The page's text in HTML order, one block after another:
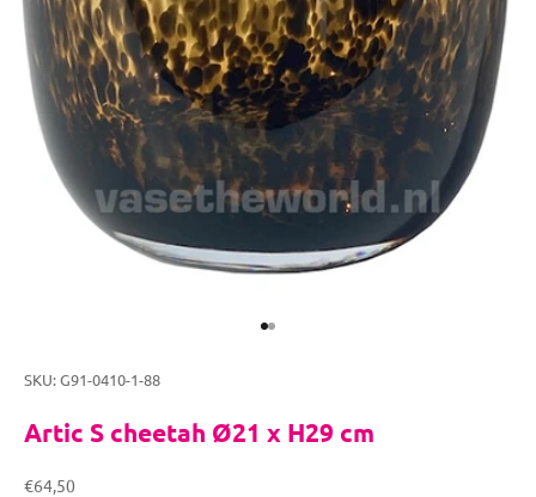
Naar artikel 1
Naar artikel 2
SKU: G91-0410-1-88
Artic S cheetah Ø21 x H29 cm
Aanbiedingsprijs
€64,50